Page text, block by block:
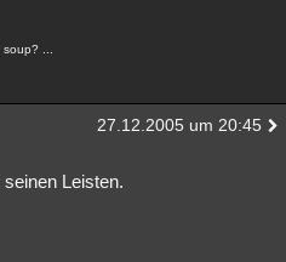
...
27.12.2005 um 20:45
Leisten.